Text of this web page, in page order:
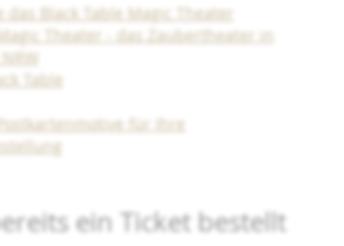
das Black Table Magic Theater
Theater - das Zaubertheater in
Table
für Ihre
ein Ticket bestellt